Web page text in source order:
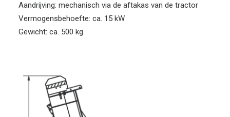
Aandrijving: mechanisch via de aftakas van de tractor
Vermogensbehoefte: ca. 15 kW
Gewicht: ca. 500 kg